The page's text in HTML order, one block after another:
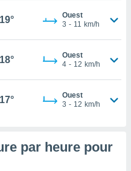
19°
Ouest
3 - 11 km/h
18°
Ouest
4 - 12 km/h
17°
Ouest
3 - 12 km/h
par heure pour